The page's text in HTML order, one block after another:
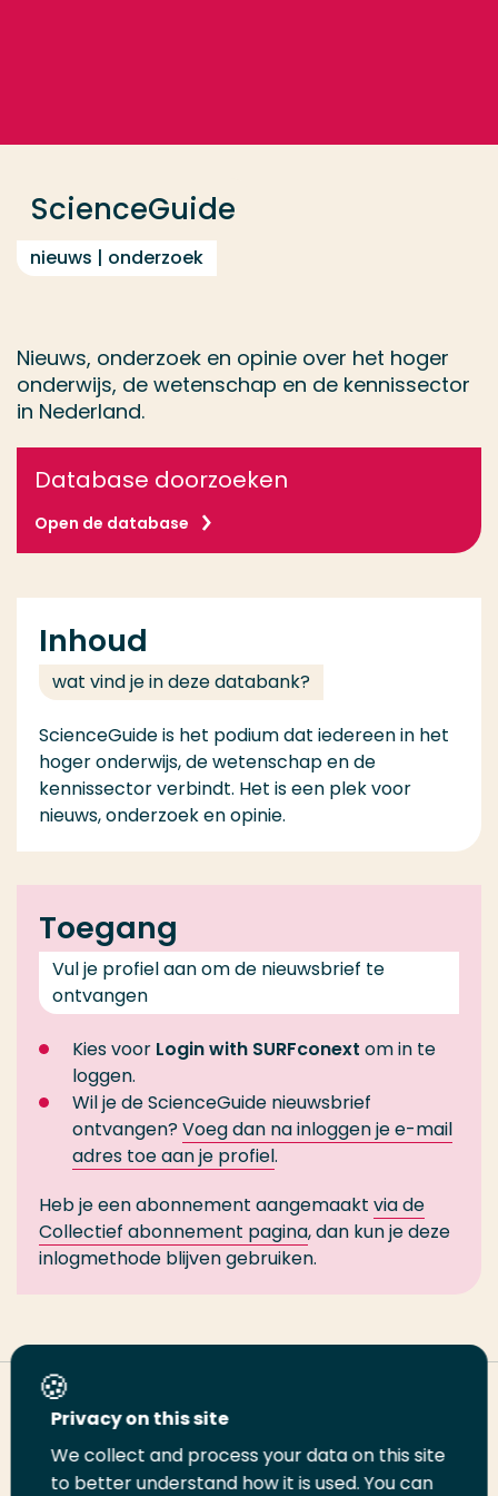
ScienceGuide
nieuws | onderzoek
Nieuws, onderzoek en opinie over het hoger
onderwijs, de wetenschap en de kennissector
in Nederland.
Database doorzoeken
Open de database
Inhoud
wat vind je in deze databank?
ScienceGuide is het podium dat iedereen in het
hoger onderwijs, de wetenschap en de
kennissector verbindt. Het is een plek voor
nieuws, onderzoek en opinie.
Toegang
Vul je profiel aan om de nieuwsbrief te
ontvangen
Kies voor Login with SURFconext om in te
loggen.
Wil je de ScienceGuide nieuwsbrief
ontvangen?Voeg dan na inloggen je e-mail
adres toe aan je profiel.
Heb je een abonnement aangemaakt via de
Collectief abonnement pagina, dan kun je deze
inlogmethode blijven gebruiken.
Deel deze pagina
DeelDeelDeelEmailPrint
Opleiding
Contact
Privacy on this site
We collect and process your data on this site
to better understand how it is used. You can